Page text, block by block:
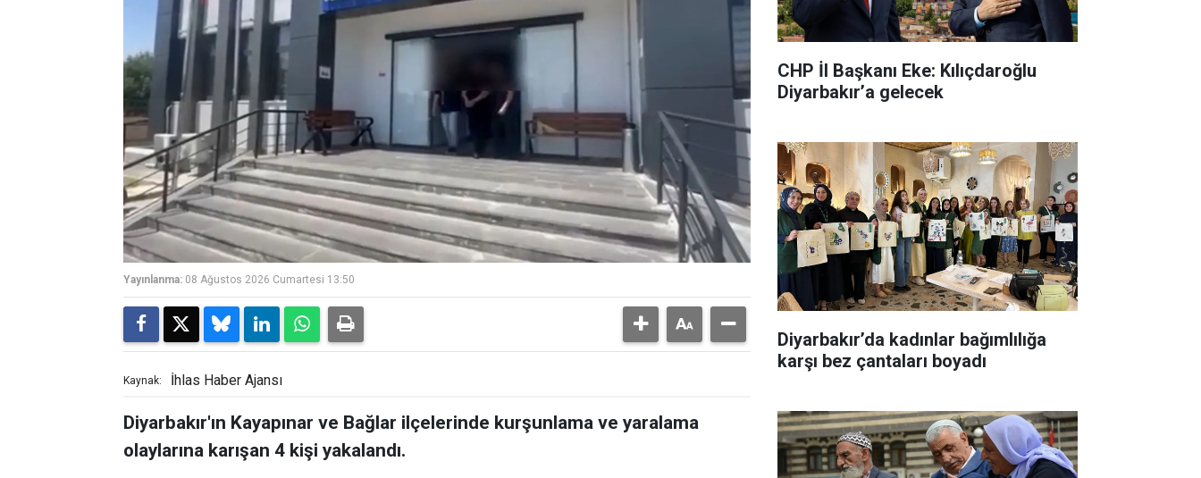
Yayınlanma: 08 Ağustos 2026 Cumartesi 13:50
Kaynak: İhlas Haber Ajansı
Diyarbakır'ın Kayapınar ve Bağlar ilçelerinde kurşunlama ve yaralama
olaylarına karışan 4 kişi yakalandı.
CHP İl Başkanı Eke: Kılıçdaroğlu
Diyarbakır’a gelecek
Diyarbakır’da kadınlar bağımlılığa
karşı bez çantaları boyadı